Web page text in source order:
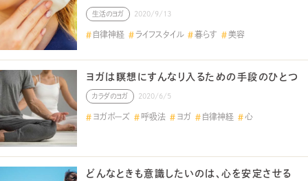
生活のヨガ 2020/9/13
自律神経 ライフスタイル 暮らす 美容
ヨガは瞑想にすんなり入るための手段のひとつ
カラダのヨガ 2020/6/5
ヨガポーズ 呼吸法 ヨガ 自律神経 心
どんなときも意識したいのは、心を安定させる